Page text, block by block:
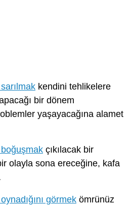
kendini tehlikelere
bir dönem
yaşayacağına alamet
çıkılacak bir
olayla sona ereceğine, kafa
görmek ömrünüz